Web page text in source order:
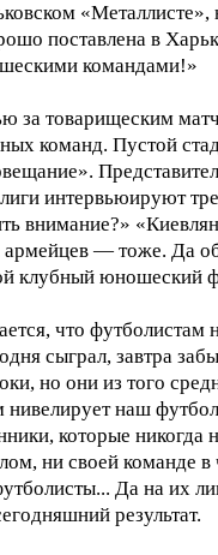
поставлена в
командами!»
за товарищеским
команд. Пустой
интервьюируют
внимание?»
— тоже. Да
клубный юношеский
что футболистам
сыграл, завтра
но они из того
нивелирует наш
которые никогда
ни своей команде в
Да на их
результат.